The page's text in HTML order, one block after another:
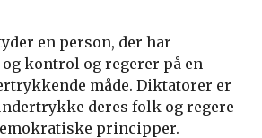
en person, der har
kontrol og regerer på en
måde. Diktatorer er
deres folk og regere
principper.